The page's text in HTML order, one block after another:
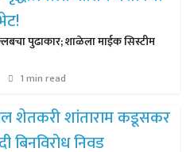
पुढाकार; शाळेला माईक सिस्टीम
1 min read